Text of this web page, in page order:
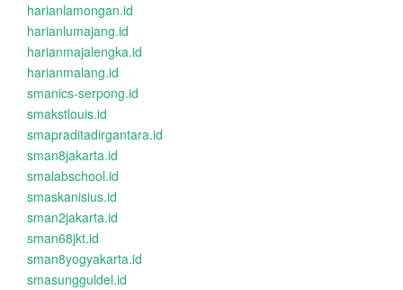
harianlamongan.id
harianlumajang.id
harianmajalengka.id
harianmalang.id
smanics-serpong.id
smakstlouis.id
smapraditadirgantara.id
sman8jakarta.id
smalabschool.id
smaskanisius.id
sman2jakarta.id
sman68jkt.id
sman8yogyakarta.id
smasungguldel.id